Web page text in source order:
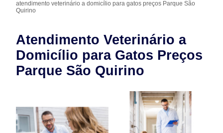
atendimento veterinário a domicílio para gatos preços Parque São
Quirino
Atendimento Veterinário a
Domicílio para Gatos Preços
Parque São Quirino